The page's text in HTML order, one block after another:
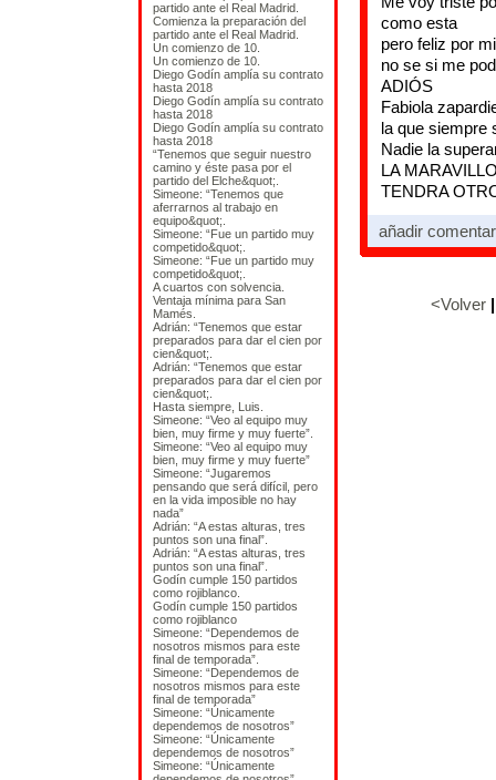
partido ante el Real Madrid.
Comienza la preparación del
partido ante el Real Madrid.
Un comienzo de 10.
Un comienzo de 10.
Diego Godín amplía su contrato
hasta 2018
Diego Godín amplía su contrato
hasta 2018
Diego Godín amplía su contrato
hasta 2018
“Tenemos que seguir nuestro
camino y éste pasa por el
partido del Elche&quot;.
Simeone: “Tenemos que
aferrarnos al trabajo en
equipo&quot;.
Simeone: “Fue un partido muy
competido&quot;.
Simeone: “Fue un partido muy
competido&quot;.
A cuartos con solvencia.
Ventaja mínima para San
Mamés.
Adrián: “Tenemos que estar
preparados para dar el cien por
cien&quot;.
Adrián: “Tenemos que estar
preparados para dar el cien por
cien&quot;.
Hasta siempre, Luis.
Simeone: “Veo al equipo muy
bien, muy firme y muy fuerte”.
Simeone: “Veo al equipo muy
bien, muy firme y muy fuerte”
Simeone: “Jugaremos
pensando que será difícil, pero
en la vida imposible no hay
nada”
Adrián: “A estas alturas, tres
puntos son una final”.
Adrián: “A estas alturas, tres
puntos son una final”.
Godín cumple 150 partidos
como rojiblanco.
Godín cumple 150 partidos
como rojiblanco
Simeone: “Dependemos de
nosotros mismos para este
final de temporada”.
Simeone: “Dependemos de
nosotros mismos para este
final de temporada”
Simeone: “Únicamente
dependemos de nosotros”
Simeone: “Únicamente
dependemos de nosotros”
Simeone: “Únicamente
como esta
pero feliz por
no se si me
ADIÓS
Fabiola
la que siempre
Nadie la
LA
TENDRA
añadir
<Volver